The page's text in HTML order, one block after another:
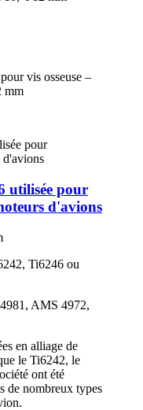
vis osseuse –
mm
utilisée pour
d'avions
Ti6246 ou
AMS 4972,
en alliage de
le Ti6242, le
ont été
de nombreux types